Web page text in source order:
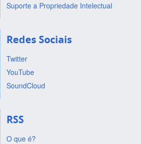
Suporte a Propriedade Intelectual
Redes Sociais
Twitter
YouTube
SoundCloud
RSS
O que é?